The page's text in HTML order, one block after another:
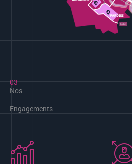
03
Nos
Engagements